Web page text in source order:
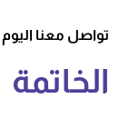
تواصل معنا اليوم
الخاتمة